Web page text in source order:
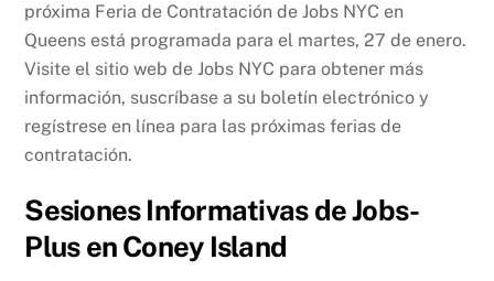
próxima Feria de Contratación de Jobs NYC en
Queens está programada para el martes, 27 de enero.
Visite el sitio web de Jobs NYC para obtener más
información, suscríbase a su boletín electrónico y
regístrese en línea para las próximas ferias de
contratación.
Sesiones Informativas de Jobs-
Plus en Coney Island